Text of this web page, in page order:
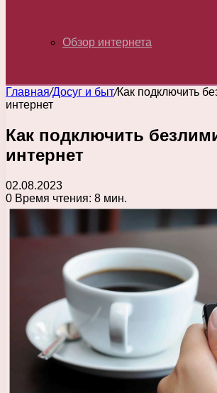
Обзор интернета
Главная/Досуг и быт/Как подключить
интернет
Как подключить
интернет
02.08.2023
0 Время чтения: 8 мин.